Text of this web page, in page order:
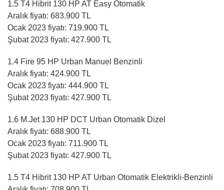
1.5 T4 Hibrit 130 HP AT Easy Otomatik
Aralık fiyatı: 683.900 TL
Ocak 2023 fiyatı: 719.900 TL
Şubat 2023 fiyatı: 427.900 TL
1.4 Fire 95 HP Urban Manuel Benzinli
Aralık fiyatı: 424.900 TL
Ocak 2023 fiyatı: 444.900 TL
Şubat 2023 fiyatı: 427.900 TL
1.6 M.Jet 130 HP DCT Urban Otomatik Dizel
Aralık fiyatı: 688.900 TL
Ocak 2023 fiyatı: 711.900 TL
Şubat 2023 fiyatı: 427.900 TL
1.5 T4 Hibrit 130 HP AT Urban Otomatik Elektrikli-Benzinli